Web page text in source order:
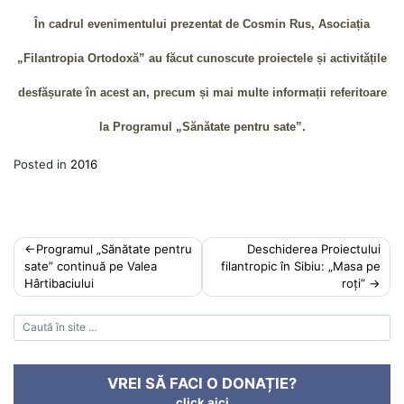
În cadrul evenimentului prezentat de Cosmin Rus, Asociația
„Filantropia Ortodoxă” au făcut cunoscute proiectele și activitățile
desfășurate în acest an, precum și mai multe informații referitoare
la Programul „Sănătate pentru sate”.
Posted in 2016
Post
navigation
Programul „Sănătate pentru
sate” continuă pe Valea
Hârtibaciului
Deschiderea Proiectului
filantropic în Sibiu: „Masa pe
roți”
VREI SĂ FACI O DONAȚIE?